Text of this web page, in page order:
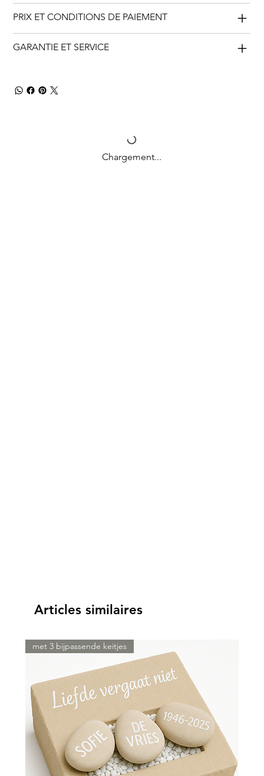
PRIX ET CONDITIONS DE PAIEMENT
GARANTIE ET SERVICE
Chargement...
Articles similaires
met 3 bijpassende keitjes